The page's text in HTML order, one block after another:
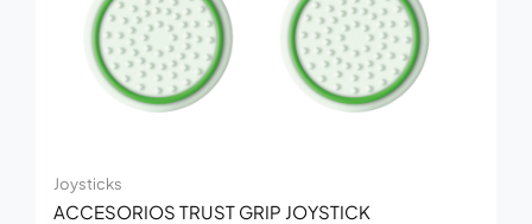
Joysticks
ACCESORIOS TRUST GRIP JOYSTICK